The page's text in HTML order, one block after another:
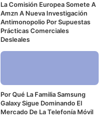
La Comisión Europea Somete A
Amzn A Nueva Investigación
Antimonopolio Por Supuestas
Prácticas Comerciales
Desleales
Por Qué La Familia Samsung
Galaxy Sigue Dominando El
Mercado De La Telefonía Móvil